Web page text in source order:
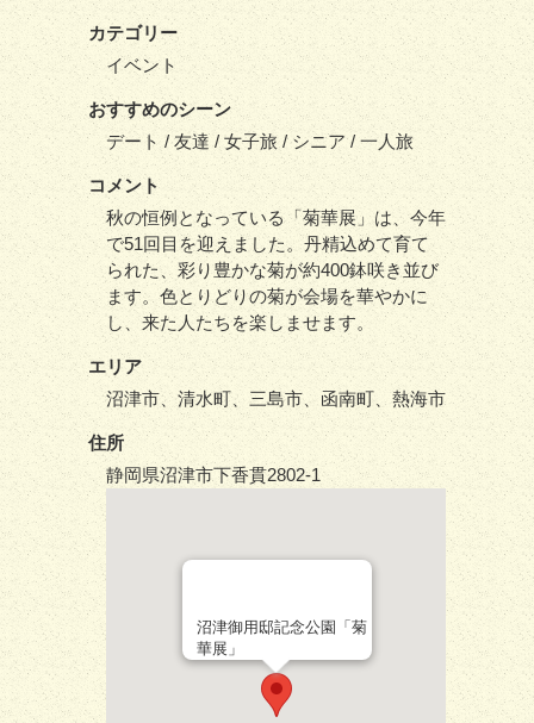
カテゴリー
イベント
おすすめのシーン
デート / 友達 / 女子旅 / シニア / 一人旅
コメント
秋の恒例となっている「菊華展」は、今年
で51回目を迎えました。丹精込めて育て
られた、彩り豊かな菊が約400鉢咲き並び
ます。色とりどりの菊が会場を華やかに
し、来た人たちを楽しませます。
エリア
沼津市、清水町、三島市、函南町、熱海市
住所
静岡県沼津市下香貫2802-1
沼津御用邸記念公園「菊
華展」